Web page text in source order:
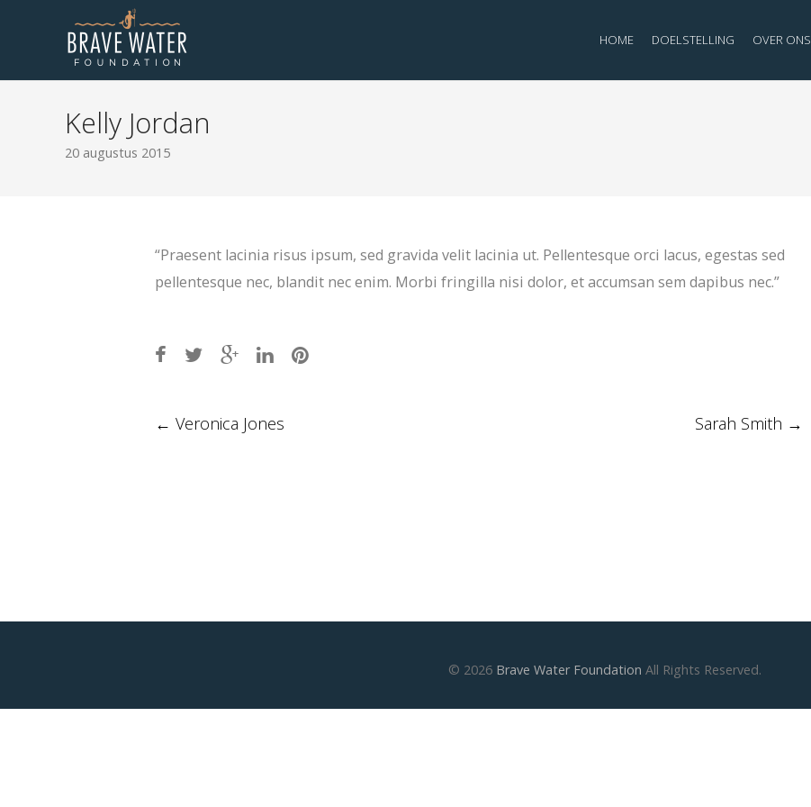
HOME DOELSTELLING OVER ONS
Kelly Jordan
20 augustus 2015
“Praesent lacinia risus ipsum, sed gravida velit lacinia ut. Pellentesque orci lacus, egestas sed
pellentesque nec, blandit nec enim. Morbi fringilla nisi dolor, et accumsan sem dapibus nec.”
Post
← Veronica Jones Sarah Smith →
© 2026 Brave Water Foundation All Rights Reserved.